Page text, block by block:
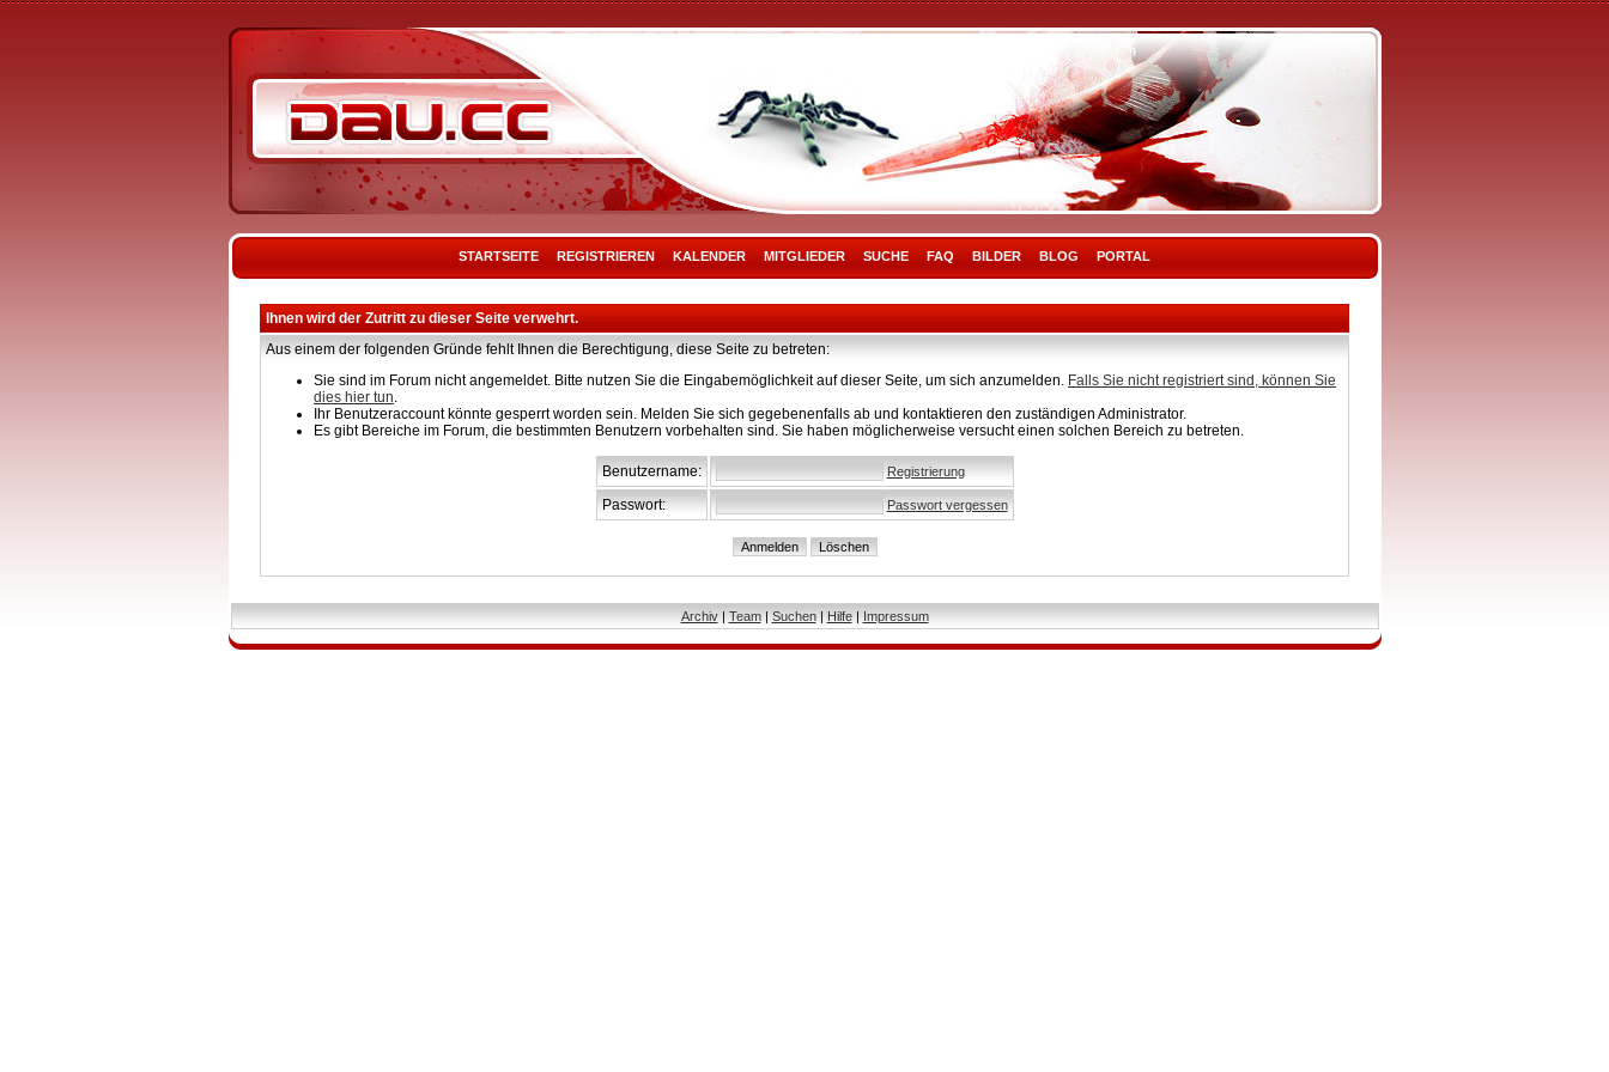
STARTSEITE REGISTRIEREN KALENDER MITGLIEDER SUCHE FAQ BILDER BLOG PORTAL
Ihnen wird der Zutritt zu dieser Seite verwehrt.
Aus einem der folgenden Gründe fehlt Ihnen die Berechtigung, diese Seite zu betreten:
Sie sind im Forum nicht angemeldet. Bitte nutzen Sie die Eingabemöglichkeit auf dieser Seite, um sich anzumelden. Falls Sie nicht registriert sind, können Sie
dies hier tun.
Ihr Benutzeraccount könnte gesperrt worden sein. Melden Sie sich gegebenenfalls ab und kontaktieren den zuständigen Administrator.
Es gibt Bereiche im Forum, die bestimmten Benutzern vorbehalten sind. Sie haben möglicherweise versucht einen solchen Bereich zu betreten.
Benutzername: Registrierung
Passwort: Passwort vergessen
Archiv| Team| Suchen| Hilfe| Impressum